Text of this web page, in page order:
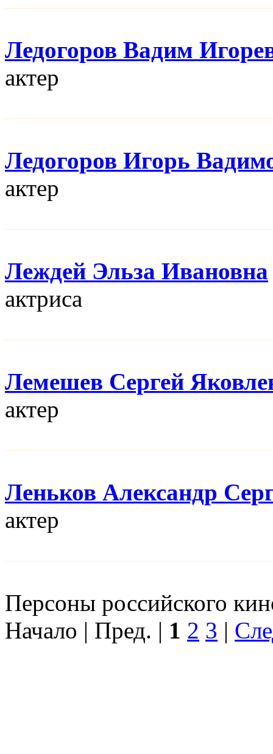
Ледогоров Вадим
актер
Ледогоров Игорь
актер
Леждей Эльза Ивановна
актриса
Лемешев Сергей
актер
Леньков Александр
актер
Персоны российского
Начало | Пред. | 1 2 3 |